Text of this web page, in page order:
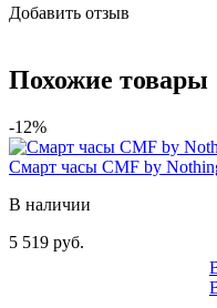
Добавить отзыв
Похожие товары
-12%
Смарт часы CMF by
В наличии
5 519 руб.